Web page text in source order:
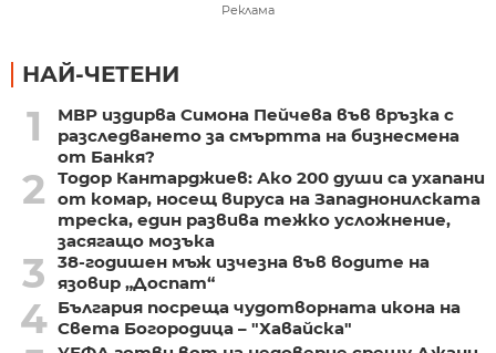
Реклама
НАЙ-ЧЕТЕНИ
1
МВР издирва Симона Пейчева във връзка с
разследването за смъртта на бизнесмена
от Банкя?
2
Тодор Кантарджиев: Ако 200 души са ухапани
от комар, носещ вируса на Западнонилската
треска, един развива тежко усложнение,
засягащо мозъка
3
38-годишен мъж изчезна във водите на
язовир „Доспат“
4 България посреща чудотворната икона на
Света Богородица – "Хавайска"